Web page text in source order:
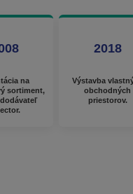
na
sortiment,
2018
Výstavba
obchodných
priestorov.